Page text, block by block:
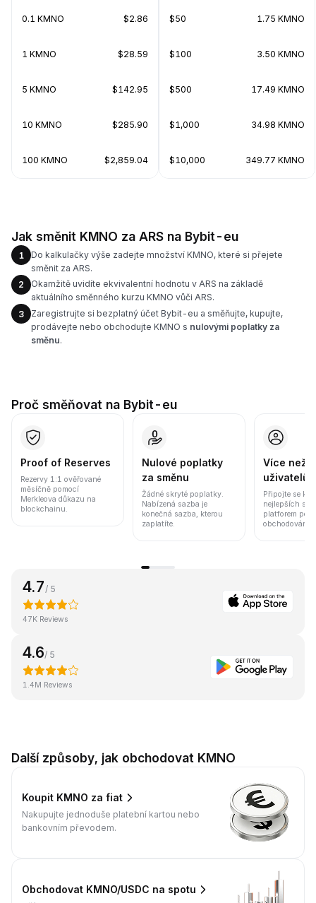
0.1 KMNO $2.86
1 KMNO $28.59
5 KMNO $142.95
10 KMNO $285.90
100 KMNO $2,859.04
$50 1.75 KMNO
$100 3.50 KMNO
$500 17.49 KMNO
$1,000 34.98 KMNO
$10,000 349.77 KMNO
Jak směnit KMNO za ARS na Bybit-eu
1
Do kalkulačky výše zadejte množství KMNO, které si přejete
směnit za ARS.
2
Okamžitě uvidíte ekvivalentní hodnotu v ARS na základě
aktuálního směnného kurzu KMNO vůči ARS.
3
Zaregistrujte si bezplatný účet Bybit-eu a směňujte, kupujte,
prodávejte nebo obchodujte KMNO s nulovými poplatky za
směnu.
Proč směňovat na Bybit-eu
Proof of Reserves
Rezervy 1:1 ověřované
měsíčně pomocí
Merkleova důkazu na
blockchainu.
Nulové poplatky
za směnu
Žádné skryté poplatky.
Nabízená sazba je
konečná sazba, kterou
zaplatíte.
Více než
uživatelů
Připojte se k
nejlepších
platforem
obchodování
4.7 / 5
47K Reviews
4.6/ 5
1.4M Reviews
Další způsoby, jak obchodovat KMNO
Koupit KMNO za fiat
Nakupujte jednoduše platební kartou nebo
bankovním převodem.
Obchodovat KMNO/USDC na spotu